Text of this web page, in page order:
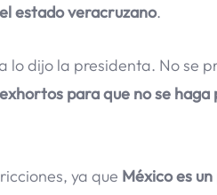
estado veracruzano.
lo dijo la presidenta. No se
para que no se haga
ya que México es